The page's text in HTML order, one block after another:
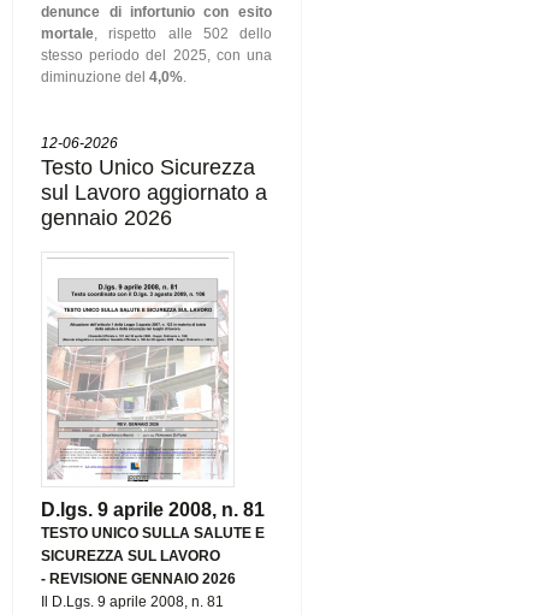
denunce di infortunio con esito
mortale , rispetto alle 502 dello
stesso periodo del 2025, con una
diminuzione del4,0%
12-06-2026
Testo Unico Sicurezza
sul Lavoro aggiornato a
gennaio 2026
D.lgs. 9 aprile 2008, n. 81
TESTO UNICO SULLA SALUTE E
SICUREZZA SUL LAVORO
- REVISIONE GENNAIO 2026
Il D.Lgs. 9 aprile 2008, n. 81